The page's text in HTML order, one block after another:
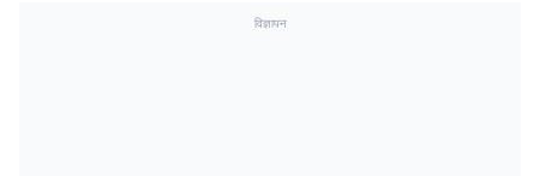
विज्ञापन